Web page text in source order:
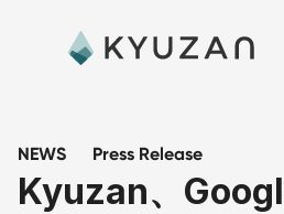
NEWS Press Release
Kyuzan、